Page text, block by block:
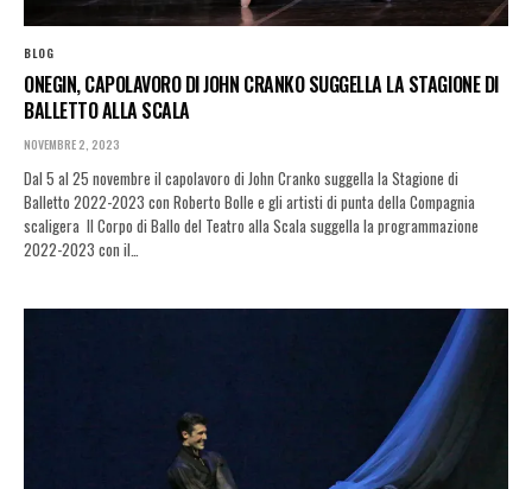
BLOG
ONEGIN, CAPOLAVORO DI JOHN CRANKO SUGGELLA LA STAGIONE DI
BALLETTO ALLA SCALA
NOVEMBRE 2, 2023
Dal 5 al 25 novembre il capolavoro di John Cranko suggella la Stagione di
Balletto 2022-2023 con Roberto Bolle e gli artisti di punta della Compagnia
scaligera Il Corpo di Ballo del Teatro alla Scala suggella la programmazione
2022-2023 con il…